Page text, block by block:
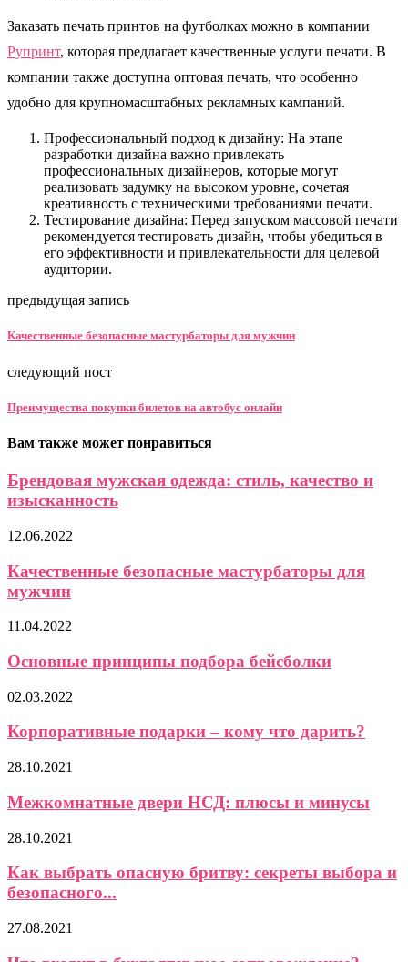
Заказать печать принтов на футболках можно в компании
Рупринт, которая предлагает качественные услуги печати. В
компании также доступна оптовая печать, что особенно
удобно для крупномасштабных рекламных кампаний.
Профессиональный подход к дизайну: На этапе
разработки дизайна важно привлекать
профессиональных дизайнеров, которые могут
реализовать задумку на высоком уровне, сочетая
креативность с техническими требованиями печати.
Тестирование дизайна: Перед запуском массовой печати
рекомендуется тестировать дизайн, чтобы убедиться в
его эффективности и привлекательности для целевой
аудитории.
предыдущая запись
Качественные безопасные мастурбаторы для мужчин
следующий пост
Преимущества покупки билетов на автобус онлайн
Вам также может понравиться
Брендовая мужская одежда: стиль, качество и
изысканность
12.06.2022
Качественные безопасные мастурбаторы для
мужчин
11.04.2022
Основные принципы подбора бейсболки
02.03.2022
Корпоративные подарки – кому что дарить?
28.10.2021
Межкомнатные двери НСД: плюсы и минусы
28.10.2021
Как выбрать опасную бритву: секреты выбора и
безопасного...
27.08.2021